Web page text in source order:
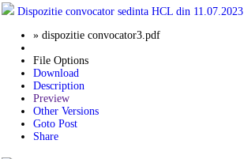
Dispozitie convocator sedinta HCL din 11.07.2023
» dispozitie convocator3.pdf
File Options
Download
Description
Preview
Other Versions
Goto Post
Share